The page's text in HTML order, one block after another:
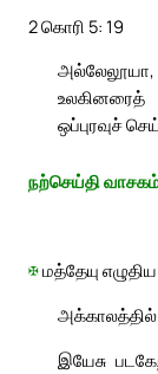
2 கொரி 5: 19
அல்லேலூயா,
ஒப்புரவுச்
நற்செய்தி
✠மத்தேயு
அக்காலத்தில்
இயேசு